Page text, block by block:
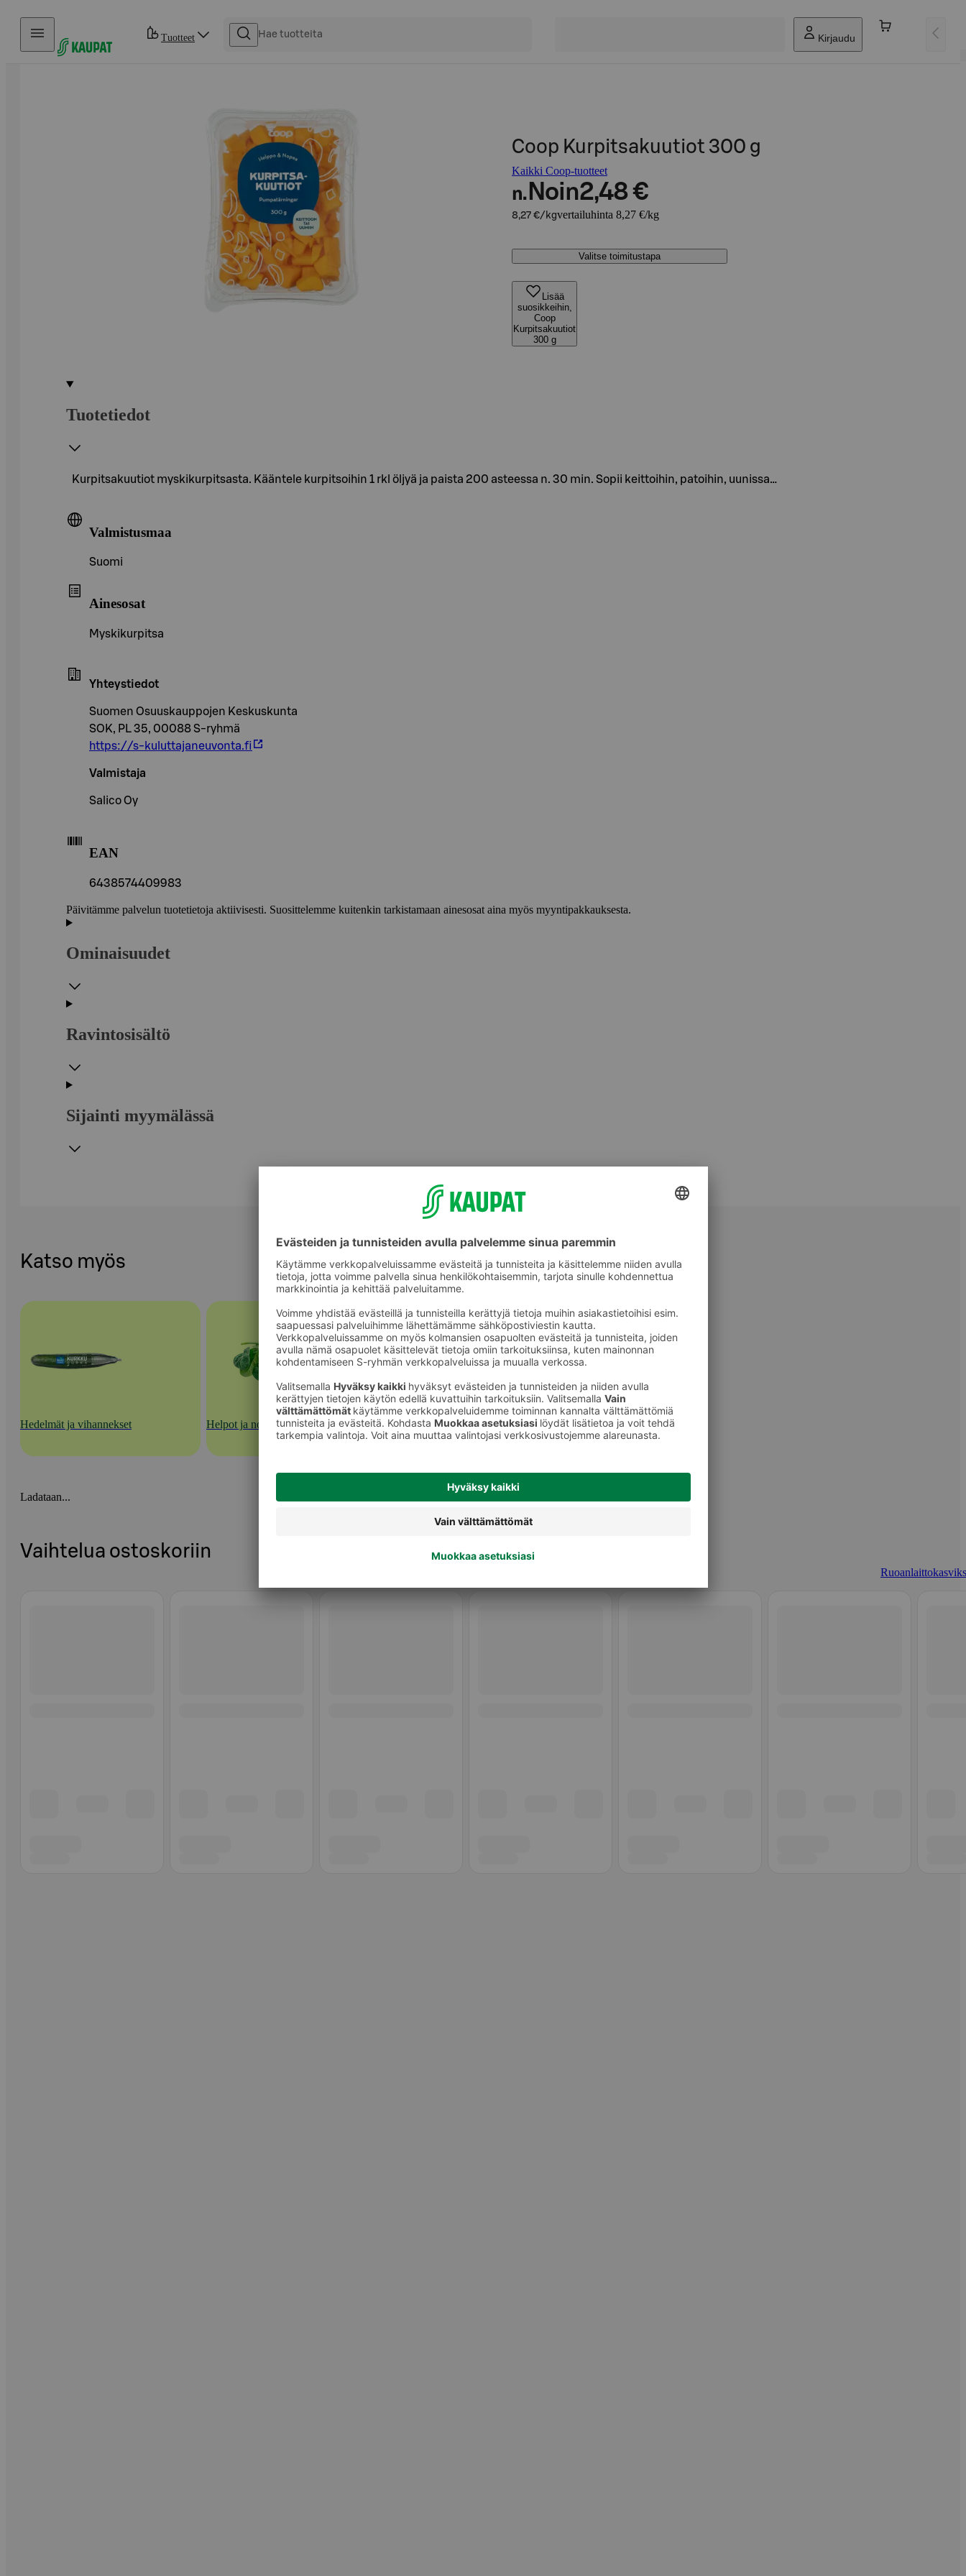
Hyppää sisältöön
Tuotteet Kirjaudu
Coop Kurpitsakuutiot 300 g
Kaikki Coop-tuotteet
n. Noin2,48 €
8,27 €/kgvertailuhinta 8,27 €/kg
Valitse toimitustapa
Lisää
suosikkeihin,
Coop
Kurpitsakuutiot
300 g
Tuotetiedot
Kurpitsakuutiot myskikurpitsasta. Kääntele kurpitsoihin 1 rkl öljyä ja paista 200 asteessa n. 30 min. Sopii keittoihin, patoihin, uunissa…
Valmistusmaa
Suomi
Ainesosat
Myskikurpitsa
Yhteystiedot
Suomen Osuuskauppojen Keskuskunta
SOK, PL 35, 00088 S-ryhmä
https://s-kuluttajaneuvonta.fi
Valmistaja
Salico Oy
EAN
6438574409983
Päivitämme palvelun tuotetietoja aktiivisesti. Suosittelemme kuitenkin tarkistamaan ainesosat aina myös myyntipakkauksesta.
Ominaisuudet
Ravintosisältö
Sijainti myymälässä
Katso myös
Hedelmät ja vihannekset Helpot ja nopeat kasvisratkaisut Ruoanlaittokasvikset
Ladataan...
Vaihtelua ostoskoriin